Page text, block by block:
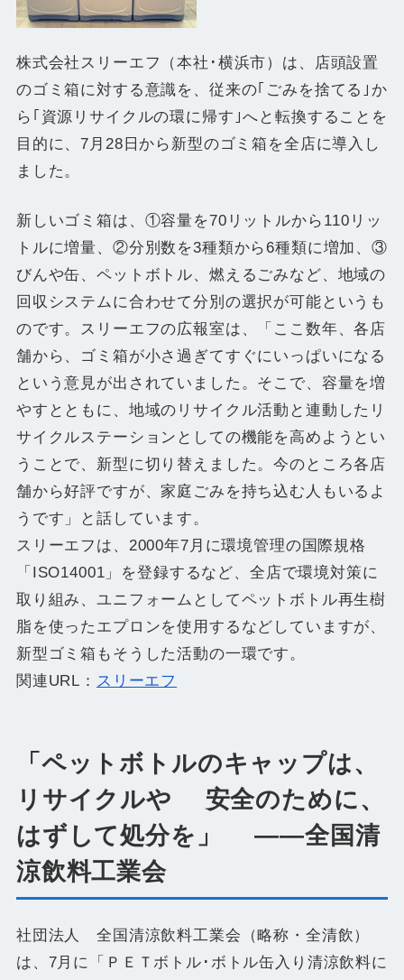
株式会社スリーエフ（本社･横浜市）は、店頭設置
のゴミ箱に対する意識を、従来の｢ごみを捨てる｣か
ら｢資源リサイクルの環に帰す｣へと転換することを
目的に、7月28日から新型のゴミ箱を全店に導入し
ました。
新しいゴミ箱は、①容量を70リットルから110リッ
トルに増量、②分別数を3種類から6種類に増加、③
びんや缶、ペットボトル、燃えるごみなど、地域の
回収システムに合わせて分別の選択が可能というも
のです。スリーエフの広報室は、「ここ数年、各店
舗から、ゴミ箱が小さ過ぎてすぐにいっぱいになる
という意見が出されていました。そこで、容量を増
やすとともに、地域のリサイクル活動と連動したリ
サイクルステーションとしての機能を高めようとい
うことで、新型に切り替えました。今のところ各店
舗から好評ですが、家庭ごみを持ち込む人もいるよ
うです」と話しています。
スリーエフは、2000年7月に環境管理の国際規格
「ISO14001」を登録するなど、全店で環境対策に
取り組み、ユニフォームとしてペットボトル再生樹
脂を使ったエプロンを使用するなどしていますが、
新型ゴミ箱もそうした活動の一環です。
関連URL： スリーエフ
「ペットボトルのキャップは、
リサイクルや 安全のために、
はずして処分を」 ――全国清
涼飲料工業会
社団法人 全国清涼飲料工業会（略称・全清飲）
は、7月に「ＰＥＴボトル･ボトル缶入り清涼飲料に